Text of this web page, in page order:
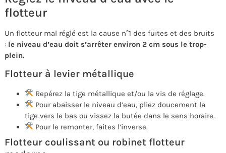
flotteur
Un flotteur mal réglé est la cause n°1 des fuites et des bruits
: le niveau d’eau doit s’arrêter environ 2 cm sous le trop-
plein.
Flotteur à levier métallique
Repérez la tige métallique et/ou la vis de réglage.
Pour abaisser le niveau d’eau, pliez doucement la
tige vers le bas ou vissez la butée dans le sens horaire.
Pour le remonter, faites l’inverse.
Flotteur coulissant ou robinet flotteur